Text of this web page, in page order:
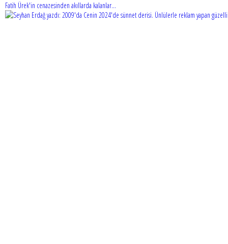
Fatih Ürek'in cenazesinden akıllarda kalanlar...